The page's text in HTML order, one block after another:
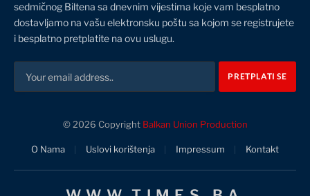
sedmičnog Biltena sa dnevnim vijestima koje vam besplatno
dostavljamo na vašu elektronsku poštu sa kojom se registrujete
i besplatno pretplatite na ovu uslugu.
© 2026 Copyright Balkan Union Production
O Nama Uslovi korištenja Impressum Kontakt